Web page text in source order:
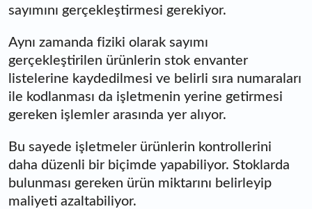
sayımını gerçekleştirmesi gerekiyor.
Aynı zamanda fiziki olarak sayımı
gerçekleştirilen ürünlerin stok envanter
listelerine kaydedilmesi ve belirli sıra numaraları
ile kodlanması da işletmenin yerine getirmesi
gereken işlemler arasında yer alıyor.
Bu sayede işletmeler ürünlerin kontrollerini
daha düzenli bir biçimde yapabiliyor. Stoklarda
bulunması gereken ürün miktarını belirleyip
maliyeti azaltabiliyor.